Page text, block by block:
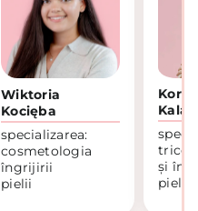
Wiktoria
Kocięba
specializarea:
cosmetologia
îngrijirii
pielii
și
pielii